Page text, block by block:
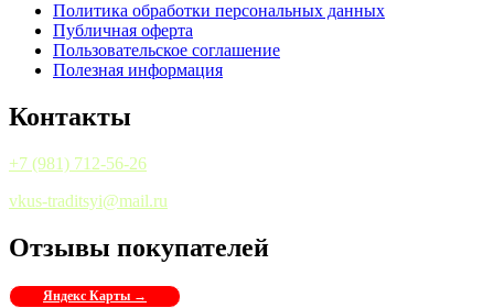
Политика обработки персональных данных
Публичная оферта
Пользовательское соглашение
Полезная информация
Контакты
+7 (981) 712-56-26
vkus-traditsyi@mail.ru
Отзывы покупателей
Яндекс Карты →